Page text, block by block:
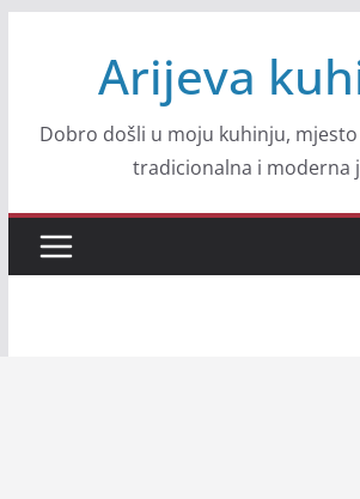
Arijeva
Dobro došli u moju kuhinju, mjesto
tradicionalna i moderna